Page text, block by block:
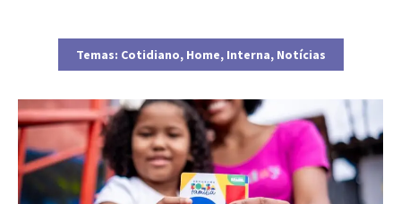
Temas: Cotidiano, Home, Interna, Notícias